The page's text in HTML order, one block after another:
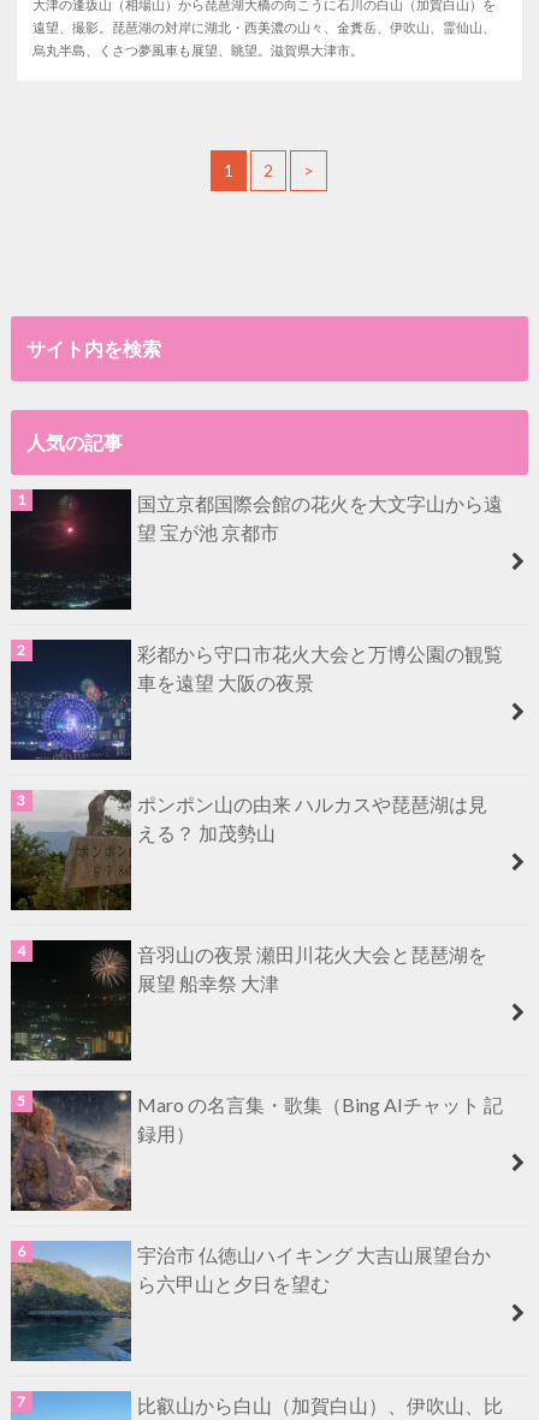
大津の逢坂山（相場山）から琵琶湖大橋の向こうに石川の白山（加賀白山）を
遠望、撮影。琵琶湖の対岸に湖北・西美濃の山々、金糞岳、伊吹山、霊仙山、
烏丸半島、くさつ夢風車も展望、眺望。滋賀県大津市。
1 2 >
サイト内を検索
人気の記事
国立京都国際会館の花火を大文字山から遠
望 宝が池 京都市
彩都から守口市花火大会と万博公園の観覧
車を遠望 大阪の夜景
ポンポン山の由来 ハルカスや琵琶湖は見
える？ 加茂勢山
音羽山の夜景 瀬田川花火大会と琵琶湖を
展望 船幸祭 大津
Maro の名言集・歌集（Bing AIチャット 記
録用）
宇治市 仏徳山ハイキング 大吉山展望台か
ら六甲山と夕日を望む
比叡山から白山（加賀白山）、伊吹山、比